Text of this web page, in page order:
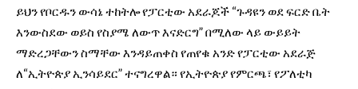
ይህን የቦርዱን ውሳኔ ተከትሎ የፓርቲው አደራጆች “ጉዳዩን ወደ ፍርድ ቤት
እንውስደው ወይስ የስያሜ ለውጥ እናድርግ” በሚለው ላይ ውይይት
ማድረጋቸውን ስማቸው እንዳይጠቀስ የጠየቁ አንድ የፓርቲው አደራጅ
ለ“ኢትዮጵያ ኢንሳይደር” ተናግረዋል። የኢትዮጵያ የምርጫ፣ የፖለቲካ